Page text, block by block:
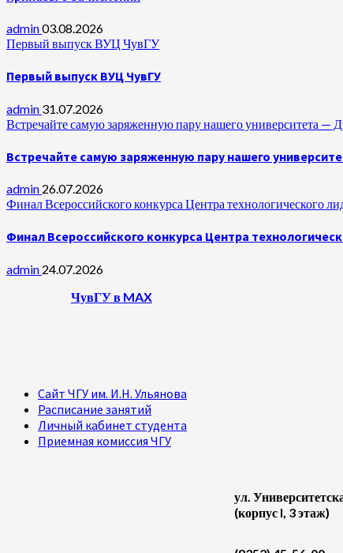
admin03.08.2026
Первый выпуск ВУЦ ЧувГУ
Первый выпуск ВУЦ ЧувГУ
admin 31.07.2026
Встречайте самую заряженную пару нашего
Встречайте самую заряженную пару нашего
admin 26.07.2026
Финал Всероссийского конкурса Центра технологического
Финал Всероссийского конкурса Центра
admin 24.07.2026
ЧувГУ в MAX
Сайт ЧГУ им. И.Н. Ульянова
Расписание занятий
Личный кабинет студента
Приемная комиссия ЧГУ
ул.
(корпус I, 3 этаж)